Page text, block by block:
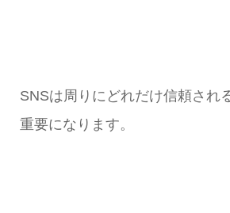
SNSは周りにどれだけ信頼され
重要になります。